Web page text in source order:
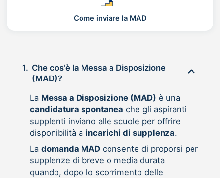
Come inviare la MAD
1. Che cos’è la Messa a Disposizione
(MAD)?
La Messa a Disposizione (MAD) è una
candidatura spontanea che gli aspiranti
supplenti inviano alle scuole per offrire
disponibilità a incarichi di supplenza.
La domanda MADconsente di proporsi per
supplenze di breve o media durata
quando, dopo lo scorrimento delle